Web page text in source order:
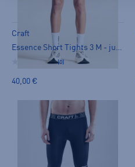
Craft
Essence Short Tights 3 M - juoksutrikoot
(0)
40,00 €